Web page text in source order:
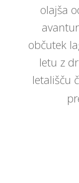
olajša
občutek
letu z
letališču